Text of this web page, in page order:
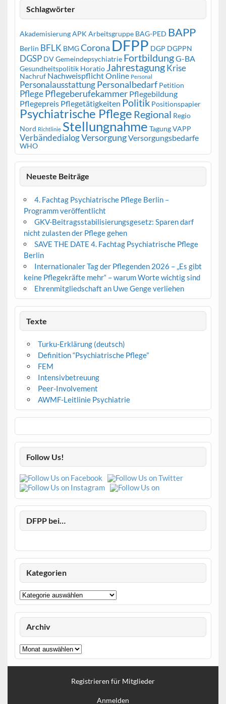
Schlagwörter
AkademisierungAPK Arbeitsgruppe BAG-PED BAPP
Berlin BFLK BMGCorona DFPP DGP DGPPN
DGSP DV Gemeindepsychiatrie FortbildungG-BA
Gesundheitspolitik Horatio JahrestagungKrise
Nachruf NachweispflichtOnline Personal
PersonalausstattungPersonalbedarf Petition
PflegePflegeberufekammer Pflegebildung
Pflegepreis Pflegetätigkeiten Politik Positionspapier
Psychiatrische Pflege Regional Regio
Nord Richtlinie Stellungnahme TagungVAPP
VerbändedialogVersorgungVersorgungsbedarfe
WHO
Neueste Beiträge
4. Fachtag Psychiatrische Pflege Berlin –
Programm veröffentlicht
GKV-Beitragsstabilisierungsgesetz: Sparen darf
nicht zulasten der Pflege gehen
SAVE THE DATE 4. Fachtag Psychiatrische Pflege
Berlin
Internationaler Tag der Pflegenden 2026 – „Es gibt
keine Pflegekräfte mehr“ – warum Worte wichtig sind
Ehrenmitgliedschaft an Uwe Genge verliehen
Texte
Turku-Erklärung (deutsch)
Definition “Psychiatrische Pflege”
FEM
Intensivbetreuung
Peer-Involvement
AWMF-Leitlinie Psychiatrie
Follow Us!
DFPP bei…
Kategorien
Kategorien
Archiv
Archiv
Registrieren für Mitglieder
Anmelden